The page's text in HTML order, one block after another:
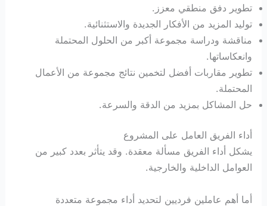
تطوير دفق منطقي معزز.
توليد المزيد من الأفكار الجديدة والاستثنائية.
مناقشة ودراسة مجموعة أكبر من الحلول المحتملة
وانعكاساتها.
تطوير مقاربات أفضل لتخمين نتائج مجموعة من الأعمال
المحتملة.
حل المشاكل بمزيد من الدقة والسرعة.
أداء الفريق العامل على المشروع
يشكل أداء الفريق مسألة معقدة. وقد يتأثر بعدد كبير من
العوامل الداخلية والخارجية.
أما أهم عاملين فرديين لتحديد أداء مجموعة متعددة